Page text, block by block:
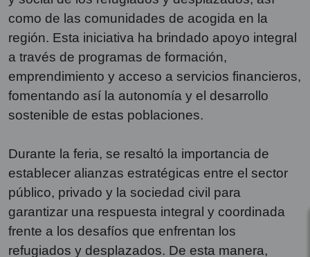
como de las comunidades de acogida en la
región. Esta iniciativa ha brindado apoyo integral
a través de programas de formación,
emprendimiento y acceso a servicios financieros,
fomentando así la autonomía y el desarrollo
sostenible de estas poblaciones.
Durante la feria, se resaltó la importancia de
establecer alianzas estratégicas entre el sector
público, privado y la sociedad civil para
garantizar una respuesta integral y coordinada
frente a los desafíos que enfrentan los
refugiados y desplazados. De esta manera,